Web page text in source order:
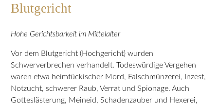
Blutgericht
Hohe Gerichtsbarkeit im Mittelalter
Vor dem Blutgericht (Hochgericht) wurden
Schwerverbrechen verhandelt. Todeswürdige Vergehen
waren etwa heimtückischer Mord, Falschmünzerei, Inzest,
Notzucht, schwerer Raub, Verrat und Spionage. Auch
Gotteslästerung, Meineid, Schadenzauber und Hexerei,